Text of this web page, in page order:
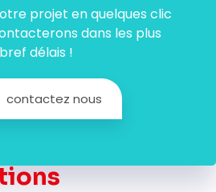
projet en quelques clic
dans les plus
bref délais !
contactez nous